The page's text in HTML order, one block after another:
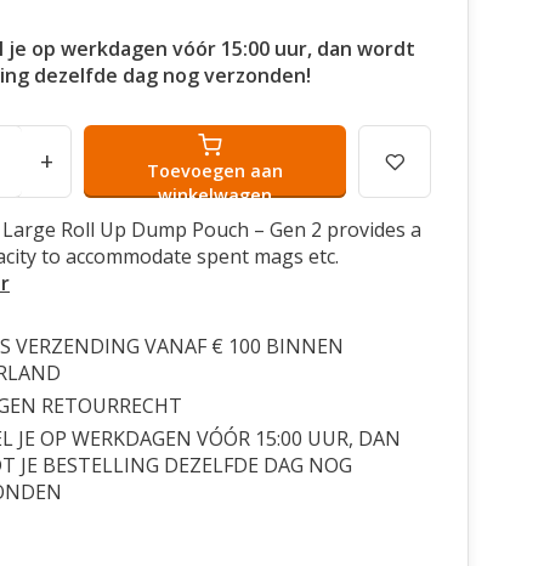
je op werkdagen vóór 15:00 uur, dan wordt
dezelfde dag nog verzonden!
+
Toevoegen aan
winkelwagen
Roll Up Dump Pouch – Gen 2 provides a
to accommodate spent mags etc.
VERZENDING VANAF € 100 BINNEN
RETOURRECHT
JE OP WERKDAGEN VÓÓR 15:00 UUR, DAN
JE BESTELLING DEZELFDE DAG NOG